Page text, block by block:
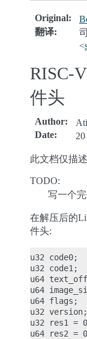
Original:
翻译:
<
RISC-
件头
Author:
Date:
此文档仅描
TODO:
写一个完
在解压后的
件头:
u32
u32
u64
u64
u64
u32
u32 res1
u64 res2